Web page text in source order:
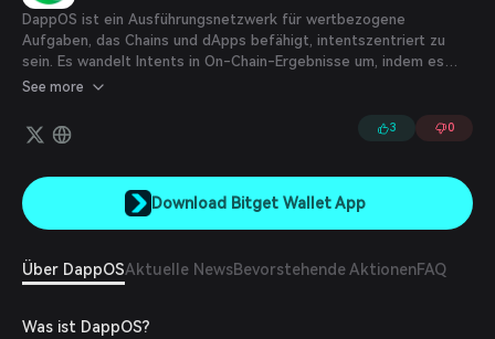
Español
Português (Brasil)
Español (Argentina)
DappOS ist ein Ausführungsnetzwerk für wertbezogene
Aufgaben, das Chains und dApps befähigt, intentszentriert zu
sein. Es wandelt Intents in On-Chain-Ergebnisse um, indem es
einen zweiseitigen Marktplatz schafft: Auf der Angebotsseite
einen oder mehrere Ausführungsdienste anzubieten. Und auf der
Nachfrageseite ermöglicht es Entwicklern, Lösungen zu finden, um
See more
3 0
Download Bitget Wallet App
Über DappOSAktuelle NewsBevorstehende AktionenFAQ
Was ist DappOS?